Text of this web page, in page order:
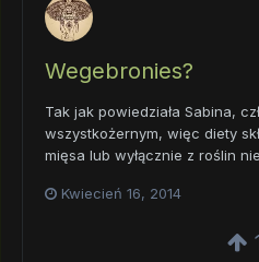
Wegebronies?
Tak jak powiedziała Sabina,
wszystkożernym, więc diety
mięsa lub wyłącznie z roślin
Kwiecień 16, 2014